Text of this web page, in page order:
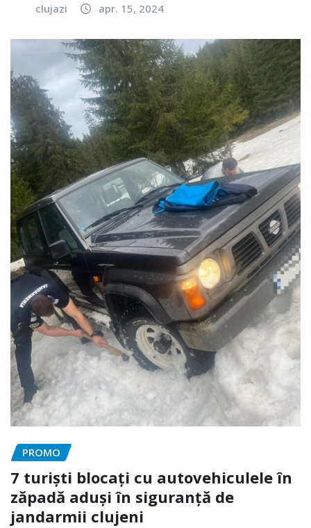
clujazi apr. 15, 2024
PROMO
7 turiști blocați cu autovehiculele în
zăpadă aduși în siguranță de
jandarmii clujeni